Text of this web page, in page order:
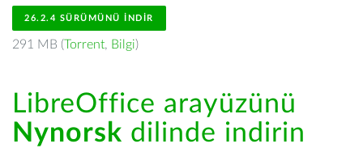
26.2.4 SÜRÜMÜNÜ İNDIR
291 MB (Torrent, Bilgi)
LibreOffice arayüzünü
Nynorsk dilinde indirin